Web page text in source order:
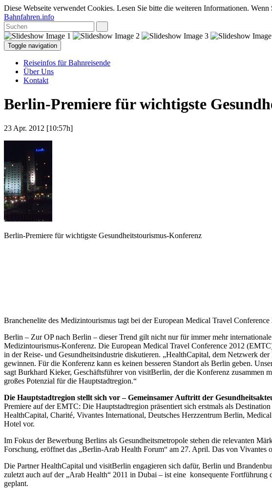
Diese Webseite verwendet Cookies. Lesen Sie bitte die weiteren Informationen.
Bahnfahren.info
Toggle navigation
Reiseinfos für Bahnreisende
Über Uns
Kontakt
Berlin-Premiere für wichtigste
23 Apr. 2012 [10:57h]
Berlin-Premiere für wichtigste Gesundheitstourismus-Konferenz
Branchenelite des Medizintourismus tagt bei der European Medical Travel
Berlin – Zur OP nach Berlin – dieser Trend gilt nicht nur für immer mehr
Medizintourismus-Konferenz. Die European Medical Travel Conference 2012
in der Reise- und Gesundheitsindustrie diskutieren. „HealthCapital, dem Netzwerk
gewinnen. Für die Konferenz kann es keinen besseren Standort als Berlin geben.
sagt Burkhard Kieker, Geschäftsführer von visitBerlin, der die Konferenz zusammen
großes Potenzial für die Hauptstadtregion.“
Die Hauptstadtregion stellt sich vor – Gemeinsamer Auftritt der
Premiere auf der EMTC: Die Hauptstadtregion präsentiert sich erstmals als
HealthCapital, Charité, Vivantes International, Deutsches Herzzentrum Berlin,
Hotel vor.
Im Fokus der Bewerbung Berlins als Gesundheitsmetropole stehen die relevanten
Forschung, eröffnet das „Berlin-Arab Health Forum“ am 27. April. Das von Vivantes
Die Partner HealthCapital und visitBerlin engagieren sich dafür, Berlin und
zuletzt auch auf der „Arab Health“ 2011 in Dubai – ist eine konsequente
geplant.